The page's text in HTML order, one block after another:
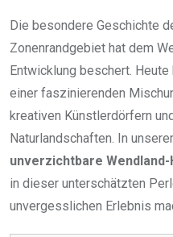
Die besondere Geschichte
Zonenrandgebiet hat dem
Entwicklung beschert.
einer faszinierenden
kreativen Künstlerdörfern
Naturlandschaften. In
unverzichtbare
in dieser unterschätzten
unvergesslichen Erlebnis